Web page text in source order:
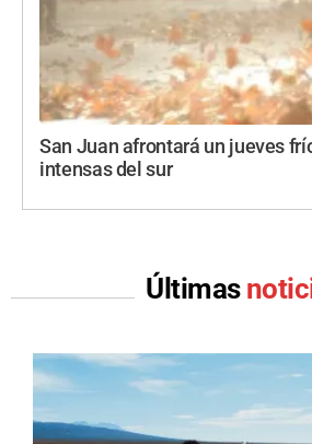
San Juan afrontará un jueves
intensas del sur
Últimas